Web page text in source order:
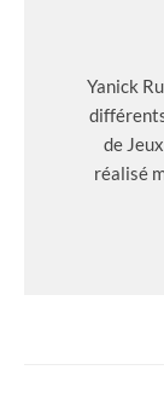
Yanick
de
réalisé